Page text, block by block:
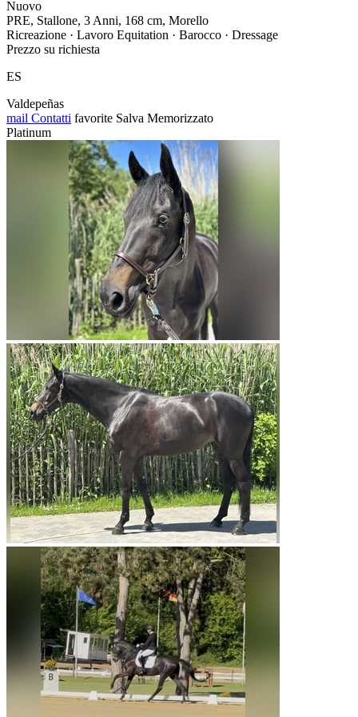
Nuovo
PRE, Stallone, 3 Anni, 168 cm, Morello
Ricreazione · Lavoro Equitation · Barocco · Dressage
Prezzo su richiesta
ES
Valdepeñas
mail Contatti favorite Salva Memorizzato
Platinum